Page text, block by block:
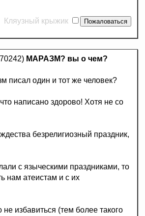
Кляузный крыжик
МАРАЗМ? вы о чем?
писал один и тот же человек?
написано здорово! Хотя не со
безрелигиозный праздник,
с языческими праздниками, то
нам атеистам и с их
не избавиться (тем более такого